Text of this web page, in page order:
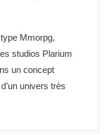
Mmorpg,
studios Plarium
un concept
univers très